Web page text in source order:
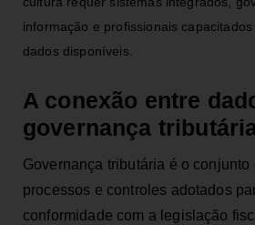
informação e profissionais
dados disponíveis.
A conexão entre
governança
Governança tributária é o conjunto
processos e controles adotados
conformidade com a legislação